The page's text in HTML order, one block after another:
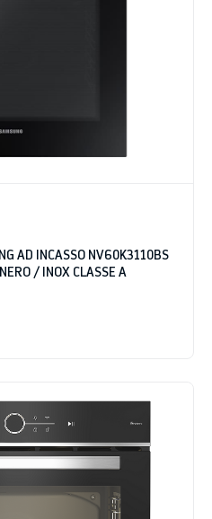
AD INCASSO NV60K3110BS
/ INOX CLASSE A